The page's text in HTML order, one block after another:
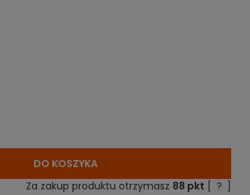
DO KOSZYKA
Za zakup produktu otrzymasz 88 pkt ?